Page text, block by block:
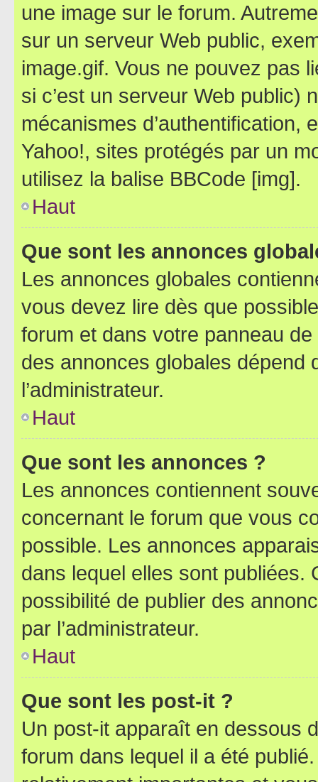
une image sur le forum.
sur un serveur Web public,
image.gif. Vous ne pouvez pas
si c’est un serveur Web public)
mécanismes d’authentification,
Yahoo!, sites protégés par un
utilisez la balise BBCode [img].
Haut
Que sont les annonces
Les annonces globales
vous devez lire dès que
forum et dans votre panneau
des annonces globales dépend
l’administrateur.
Haut
Que sont les annonces ?
Les annonces contiennent
concernant le forum que vous
possible. Les annonces
dans lequel elles sont publiées.
possibilité de publier des
par l’administrateur.
Haut
Que sont les post-it ?
Un post-it apparaît en dessous
forum dans lequel il a été